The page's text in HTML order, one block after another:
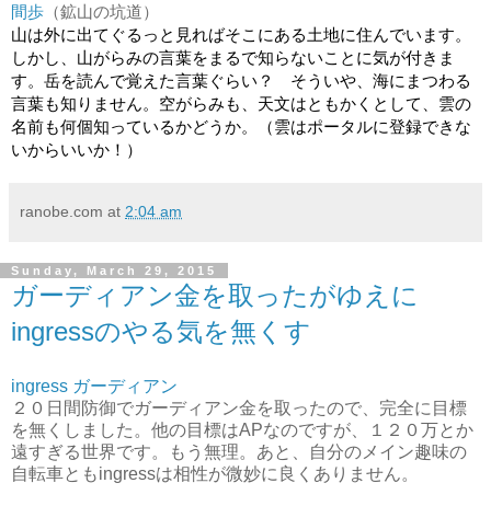
間歩 （鉱山の坑道）
山は外に出てぐるっと見ればそこにある土地に住んでいます。
しかし、山がらみの言葉をまるで知らないことに気が付きま
す。岳を読んで覚えた言葉ぐらい？　そういや、海にまつわる
言葉も知りません。空がらみも、天文はともかくとして、雲の
名前も何個知っているかどうか。（雲はポータルに登録できな
いからいいか！）
ranobe.com at 2:04 am
Sunday, March 29, 2015
ガーディアン金を取ったがゆえに
ingressのやる気を無くす
ingress ガーディアン
２０日間防御でガーディアン金を取ったので、完全に目標
を無くしました。他の目標はAPなのですが、１２０万とか
遠すぎる世界です。もう無理。あと、自分のメイン趣味の
自転車ともingressは相性が微妙に良くありません。